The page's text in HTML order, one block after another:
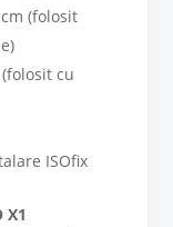
(folosit
cu
ISOfix
X1